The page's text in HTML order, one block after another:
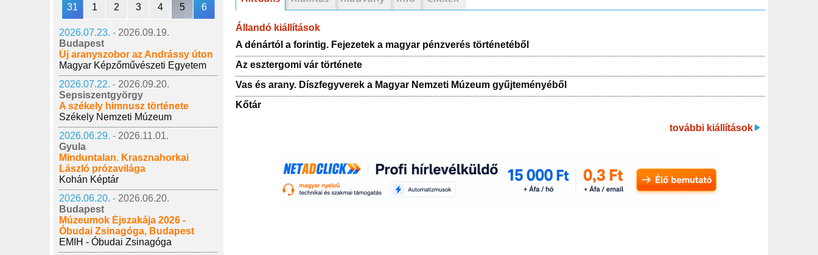
31 1 2 3 4 5 6
2026.07.23. - 2026.09.19.
Budapest
Új aranyszobor az Andrássy úton
Magyar Képzőművészeti Egyetem
2026.07.22. - 2026.09.20.
Sepsiszentgyörgy
A székely himnusz története
Székely Nemzeti Múzeum
2026.06.29. - 2026.11.01.
Gyula
Minduntalan. Krasznahorkai
László prózavilága
Kohán Képtár
2026.06.20. - 2026.06.20.
Budapest
Múzeumok Éjszakája 2026 -
Óbudai Zsinagóga, Budapest
EMIH - Óbudai Zsinagóga
Állandó kiállítások
A dénártól a forintig. Fejezetek a magyar pénzverés történetéből
Az esztergomi vár története
Vas és arany. Díszfegyverek a Magyar Nemzeti Múzeum gyűjteményéből
Kőtár
további kiállítások